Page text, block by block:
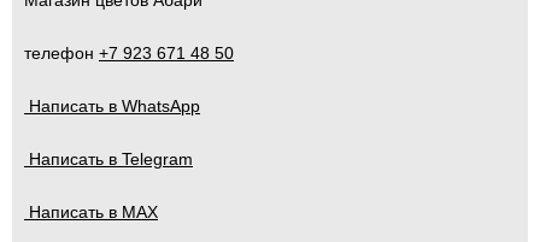
телефон +7 923 671 48 50
Написать в WhatsApp
Написать в Telegram
Написать в MAX